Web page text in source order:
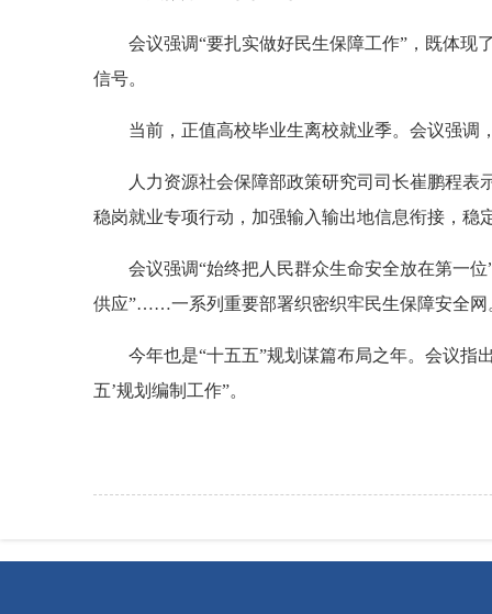
会议强调“要扎实做好民生保障工作”，既体现
信号。
当前，正值高校毕业生离校就业季。会议强
人力资源社会保障部政策研究司司长崔鹏程
稳岗就业专项行动，加强输入输出地信息衔接，稳
会议强调“始终把人民群众生命安全放在第一
供应”……一系列重要部署织密织牢民生保障安全网
今年也是“十五五”规划谋篇布局之年。会议指
五’规划编制工作”。